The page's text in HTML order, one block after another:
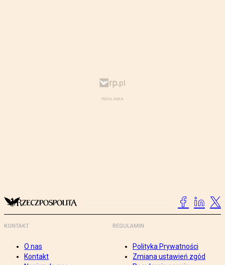
KONTAKT
O nas
Kontakt
REGULAMIN
Polityka Prywatności
Zmiana ustawień zgód